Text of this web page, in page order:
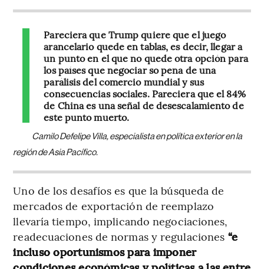
Pareciera que Trump quiere que el juego
arancelario quede en tablas, es decir, llegar a
un punto en el que no quede otra opción para
los países que negociar so pena de una
parálisis del comercio mundial y sus
consecuencias sociales. Pareciera que el 84%
de China es una señal de desescalamiento de
este punto muerto.
Camilo Defelipe Villa, especialista en política exterior en la
región de Asia Pacífico.
Uno de los desafíos es que la búsqueda de
mercados de exportación de reemplazo
llevaría tiempo, implicando negociaciones,
readecuaciones de normas y regulaciones “e
incluso oportunismos para imponer